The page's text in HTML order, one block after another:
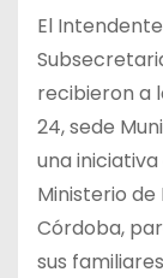
El
recibieron a
24, sede
una iniciativa
Ministerio
Córdoba,
sus